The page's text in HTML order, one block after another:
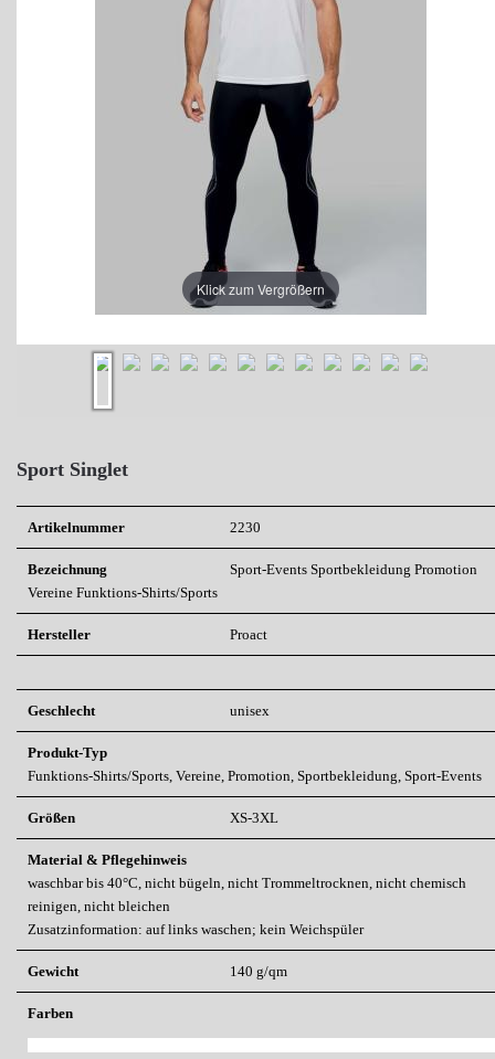
Klick zum Vergrößern
Sport Singlet
Artikelnummer 2230
Bezeichnung Sport-Events Sportbekleidung Promotion
Vereine Funktions-Shirts/Sports
Hersteller Proact
Geschlecht unisex
Produkt-Typ
Funktions-Shirts/Sports, Vereine, Promotion, Sportbekleidung, Sport-Events
Größen XS-3XL
Material & Pflegehinweis
waschbar bis 40°C, nicht bügeln, nicht Trommeltrocknen, nicht chemisch
reinigen, nicht bleichen
Zusatzinformation: auf links waschen; kein Weichspüler
Gewicht 140 g/qm
Farben